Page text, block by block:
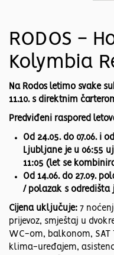
RODOS -
Kolymbia
Na Rodos letimo svake
11.10. s direktnim
Predviđeni raspored
Od 24.05. do 07.06. i
Ljubljane je u 06:55
11:05 (let se
Od 14.06. do 27.09.
/ polazak s odredišta
Cijena uključuje: 7
prijevoz, smještaj u
WC-om, balkonom,
klima-uređajem,